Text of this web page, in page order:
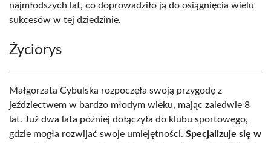
najmłodszych lat, co doprowadziło ją do osiągnięcia wielu
sukcesów w tej dziedzinie.
Życiorys
Małgorzata Cybulska rozpoczęła swoją przygodę z
jeździectwem w bardzo młodym wieku, mając zaledwie 8
lat. Już dwa lata później dołączyła do klubu sportowego,
gdzie mogła rozwijać swoje umiejętności. Specjalizuje się w